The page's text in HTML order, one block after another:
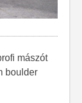
mászót
boulder